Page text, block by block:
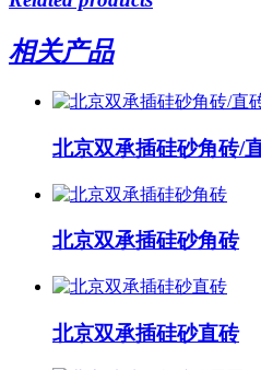
相关产品
北京双承插硅砂角砖/
北京双承插硅砂角砖
北京双承插硅砂直砖